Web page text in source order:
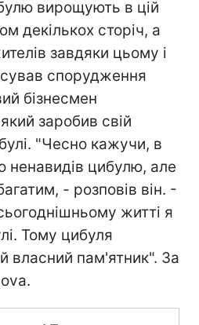
вирощують в цій
декількох сторіч, а
завдяки цьому і
спорудження
бізнесмен
заробив свій
"Чесно кажучи, в
ненавидів цибулю, але
- розповів він. -
житті я
Тому цибуля
власний пам'ятник". За